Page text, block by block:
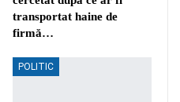
transportat haine de
firmă…
POLITIC